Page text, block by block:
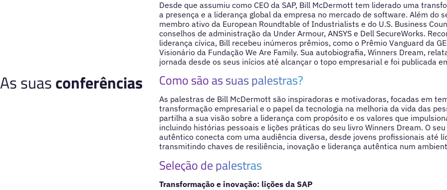
Desde que assumiu como CEO da SAP, Bill McDermott tem liderado uma
a presença e a liderança global da empresa no mercado de software. Além do
membro ativo da European Roundtable of Industrialists e do U.S. Business
conselhos de administração da Under Armour, ANSYS e Dell SecureWorks.
liderança cívica, Bill recebeu inúmeros prêmios, como o Prêmio Vanguard da
Visionário da Fundação We Are Family. Sua autobiografia, Winners Dream,
jornada desde os seus inícios até alcançar o topo empresarial e foi publicada
As suasconferências Como são as suas palestras?
As palestras de Bill McDermott são inspiradoras e motivadoras, focadas em
transformação empresarial e o papel da tecnologia na melhoria da vida das
partilha a sua visão sobre a liderança com propósito e os valores que
incluindo histórias pessoais e lições práticas do seu livro Winners Dream. O
autêntico conecta com uma audiência diversa, desde jovens profissionais até
transmitindo chaves de resiliência, inovação e liderança autêntica num
Seleção de palestras
Transformação e inovação: lições da SAP